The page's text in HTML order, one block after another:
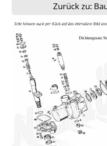
Zurück zu: